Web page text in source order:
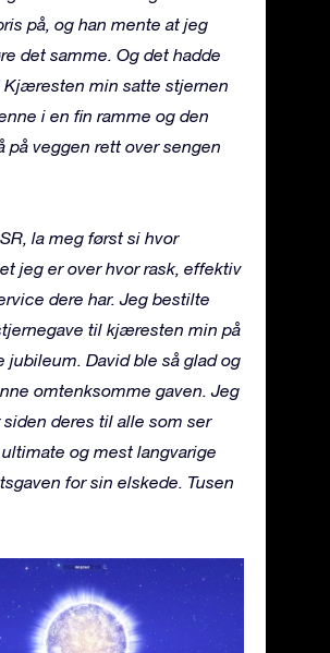
på, og han mente at jeg
det samme. Og det hadde
Kjæresten min satte stjernen
i en fin ramme og den
på veggen rett over sengen
la meg først si hvor
jeg er over hvor rask, effektiv
dere har. Jeg bestilte
til kjæresten min på
jubileum. David ble så glad og
omtenksomme gaven. Jeg
siden deres til alle som ser
og mest langvarige
for sin elskede. Tusen